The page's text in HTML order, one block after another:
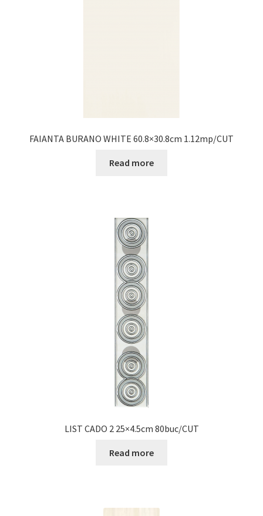
FAIANTA BURANO WHITE 60.8×30.8cm 1.12mp/CUT
Read more
LIST CADO 2 25×4.5cm 80buc/CUT
Read more